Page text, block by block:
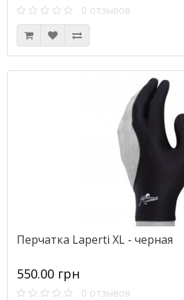
0 отзывов
Перчатка Laperti XL - черная
550.00 грн
0 отзывов